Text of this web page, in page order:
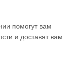
помогут вам
и доставят вам